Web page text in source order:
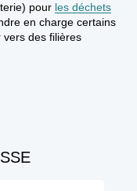
pour les déchets
en charge certains
vers des filières